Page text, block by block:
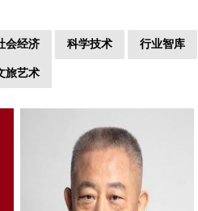
会经济 科学技术 行业智库
旅艺术